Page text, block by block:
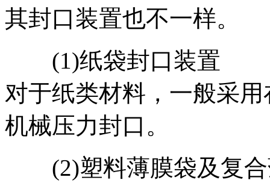
其封口装置也不一样。
(1)纸袋封口装置
对于纸类材料，一般采
机械压力封口。
(2)塑料薄膜袋及复合